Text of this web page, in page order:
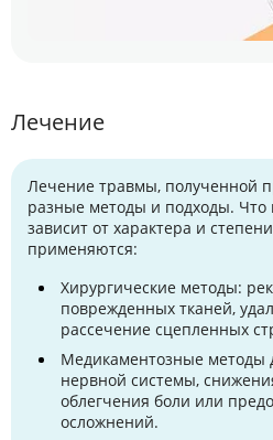
Лечение
Лечение травмы, полученной
разные методы и подходы.
зависит от характера и
применяются:
Хирургические методы:
поврежденных тканей,
рассечение сцепленных
Медикаментозные методы
нервной системы,
облегчения боли или
осложнений.